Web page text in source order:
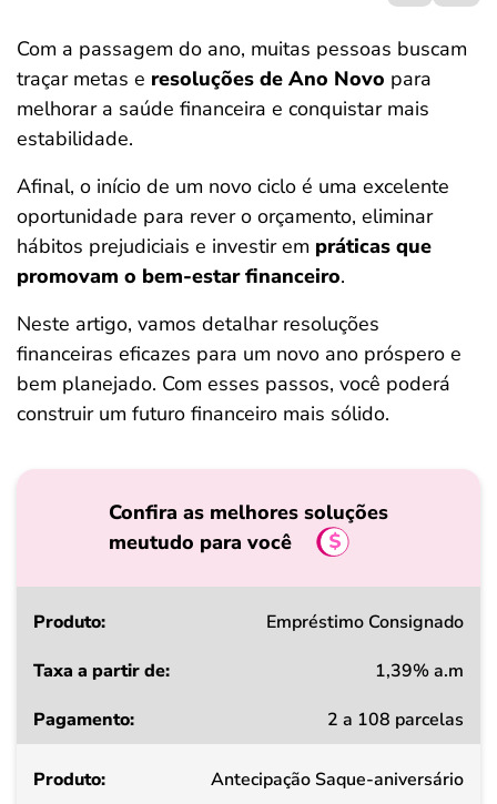
Com a passagem do ano, muitas pessoas buscam
traçar metas e resoluções de Ano Novo para
melhorar a saúde financeira e conquistar mais
estabilidade.
Afinal, o início de um novo ciclo é uma excelente
oportunidade para rever o orçamento, eliminar
hábitos prejudiciais e investir em práticas que
promovam o bem-estar financeiro.
Neste artigo, vamos detalhar resoluções
financeiras eficazes para um novo ano próspero e
bem planejado. Com esses passos, você poderá
construir um futuro financeiro mais sólido.
Confira as melhores soluções
meutudo para você
Produto
a
de
Empréstimo Consignado
1,39% a.m
2 a 108 parcelas
Antecipação Saque-aniversário